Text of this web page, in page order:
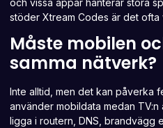
stöder Xtream Codes är det ofta
Måste mobilen
samma nätverk?
Inte alltid, men det kan påverka
använder mobildata medan
ligga i routern, DNS, brandvägg